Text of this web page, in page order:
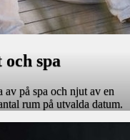
spa
på spa och njut av en
rum på utvalda datum.